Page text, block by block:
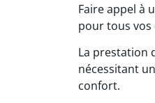
Faire appel à
pour tous vos
La prestation
nécessitant
confort.